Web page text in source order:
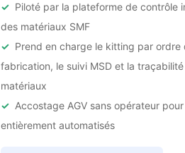
Piloté par la plateforme de contrôle
des matériaux SMF
Prend en charge le kitting par ordre
fabrication, le suivi MSD et la
matériaux
Accostage AGV sans opérateur
entièrement automatisés